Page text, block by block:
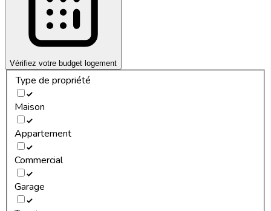
Vérifiez votre budget logement
Type de propriété
Maison
Appartement
Commercial
Garage